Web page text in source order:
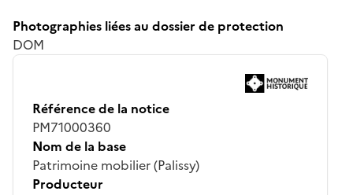
Photographies liées au dossier de protection
DOM
Référence de la notice
PM71000360
Nom de la base
Patrimoine mobilier (Palissy)
Producteur